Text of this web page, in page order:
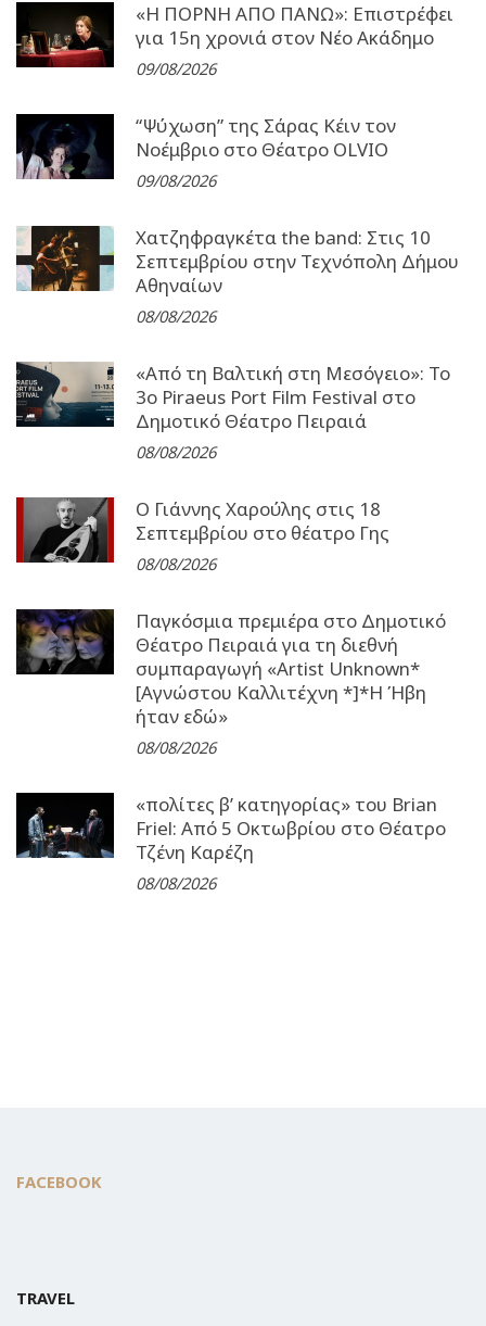
«Η ΠΟΡΝΗ ΑΠΟ ΠΑΝΩ»: Επιστρέφει
για 15η χρονιά στον Νέο Ακάδημο
09/08/2026
“Ψύχωση” της Σάρας Κέιν τον
Νοέμβριο στο Θέατρο OLVIO
09/08/2026
Χατζηφραγκέτα the band: Στις 10
Σεπτεμβρίου στην Τεχνόπολη Δήμου
Αθηναίων
08/08/2026
«Από τη Βαλτική στη Μεσόγειο»: Το
3o Piraeus Port Film Festival στο
Δημοτικό Θέατρο Πειραιά
08/08/2026
Ο Γιάννης Χαρούλης στις 18
Σεπτεμβρίου στο θέατρο Γης
08/08/2026
Παγκόσμια πρεμιέρα στο Δημοτικό
Θέατρο Πειραιά για τη διεθνή
συμπαραγωγή «Artist Unknown*
[Αγνώστου Καλλιτέχνη *]*Η Ήβη
ήταν εδώ»
08/08/2026
«πολίτες β’ κατηγορίας» του Brian
Friel: Από 5 Οκτωβρίου στο Θέατρο
Τζένη Καρέζη
08/08/2026
FACEBOOK
TRAVEL